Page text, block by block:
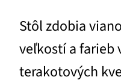
Stôl zdobia
veľkostí a farieb
terakotových